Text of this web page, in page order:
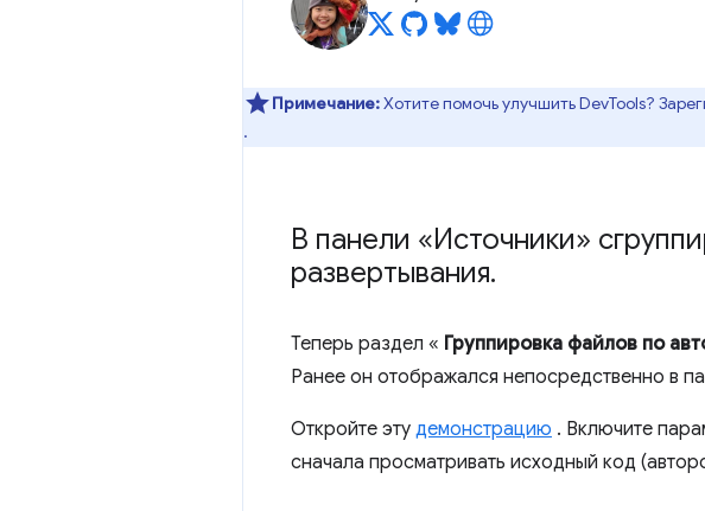
Примечание:Хотите помочь улучшить DevTools?
.
В панели «Источники»
развертывания.
Теперь раздел « Группировка файлов по
Ранее он отображался непосредственно в
Откройте эту демонстрацию . Включите
сначала просматривать исходный код